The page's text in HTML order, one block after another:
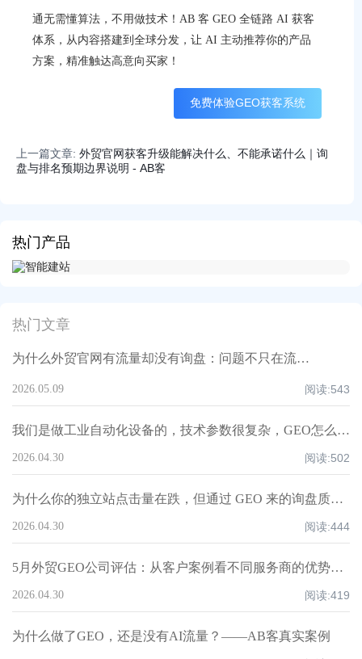
热门产品
热门文章
为什么外贸官网有流量却没有询盘：问题不只在流量，更在内容与转化结构
2026.05.09 阅读:543
我们是做工业自动化设备的，技术参数很复杂，GEO怎么让AI看懂并引用？丨AB客
2026.04.30 阅读:502
为什么你的独立站点击量在跌，但通过 GEO 来的询盘质量却在升？丨AB客
2026.04.30 阅读:444
5月外贸GEO公司评估：从客户案例看不同服务商的优势与短板丨AB客
2026.04.30 阅读:419
为什么做了GEO，还是没有AI流量？——AB客真实案例
通无需懂算法，不用做技术！AB 客 GEO 全链路 AI 获客
体系，从内容搭建到全球分发，让 AI 主动推荐你的产品
方案，精准触达高意向买家！
免费体验GEO获客系统
上一篇文章: 外贸官网获客升级能解决什么、不能承诺什么｜询
盘与排名预期边界说明 - AB客